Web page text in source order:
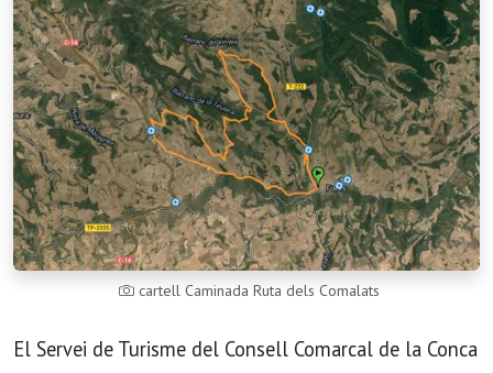
cartell Caminada Ruta dels Comalats
El Servei de Turisme del Consell Comarcal de la Conca